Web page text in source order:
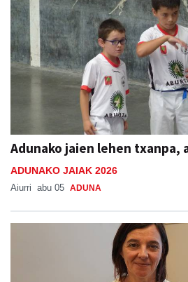
Adunako jaien lehen txanpa,
ADUNAKO JAIAK 2026
Aiurri abu 05 ADUNA